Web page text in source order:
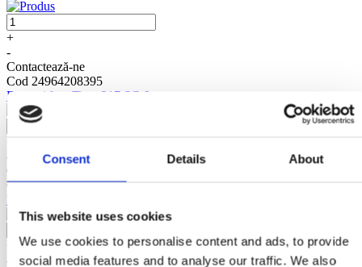
Consent Details About
This website uses cookies
We use cookies to personalise content and ads, to provide
social media features and to analyse our traffic. We also
Agro Garden
+
-
Contactează-ne
Cod 24964208395
Duza airless Titan 217 SC 6 +
-
Contactează-ne
Cod 24964211678
Duza airless Titan 219 SC 6 +
-